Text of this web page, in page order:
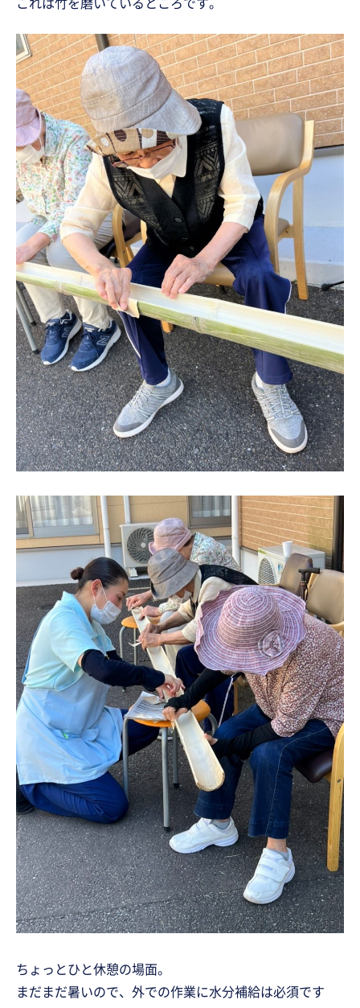
ちょっとひと休憩の場面。
まだまだ暑いので、外での作業に水分補給は必須です